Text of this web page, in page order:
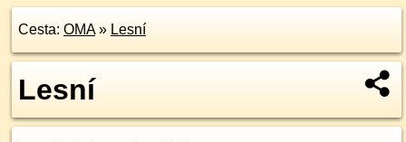
Cesta: OMA» Lesní
Lesní